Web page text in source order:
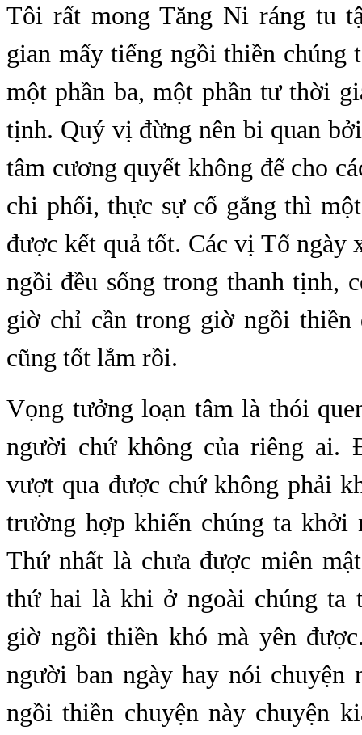
Tôi rất mong Tăng Ni ráng tu
gian mấy tiếng ngồi thiền chúng
một phần ba, một phần tư thời
tịnh. Quý vị đừng nên bi quan
tâm cương quyết không để cho
chi phối, thực sự cố gắng thì
được kết quả tốt. Các vị Tổ ngày
ngồi đều sống trong thanh tịnh,
giờ chỉ cần trong giờ ngồi thiền
cũng tốt lắm rồi.
Vọng tưởng loạn tâm là thói
người chứ không của riêng ai.
vượt qua được chứ không phải
trường hợp khiến chúng ta khởi
Thứ nhất là chưa được miên
thứ hai là khi ở ngoài chúng ta
giờ ngồi thiền khó mà yên
người ban ngày hay nói
ngồi thiền chuyện này chuyện